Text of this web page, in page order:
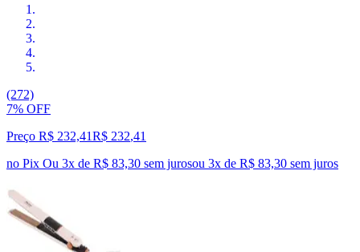
(272)
7% OFF
Preço R$ 232,41R$ 232,41
no Pix Ou 3x de R$ 83,30 sem jurosou 3x de R$ 83,30 sem juros